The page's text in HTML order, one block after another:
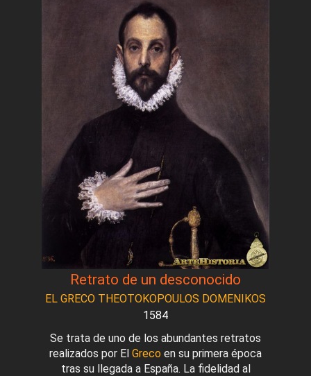
Retrato de un desconocido
EL GRECO THEOTOKOPOULOS DOMENIKOS
1584
Se trata de uno de los abundantes retratos
realizados por El Greco en su primera época
tras su llegada a España. La fidelidad al